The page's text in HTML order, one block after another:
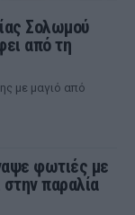
Σολωμού
από τη
με μαγιό από
φωτιές με
στην παραλία